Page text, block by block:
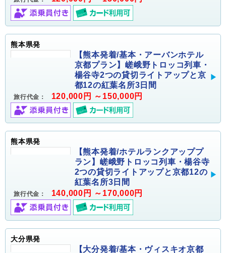
熊本県発
【熊本発着/基本・アーバンホテル
京都プラン】嵯峨野トロッコ列車・
楊谷寺2つの貸切ライトアップと京
都12の紅葉名所3日間
旅行代金： 120,000円 ～150,000円
熊本県発
【熊本発着/ホテルランクアッププ
ラン】嵯峨野トロッコ列車・楊谷寺
2つの貸切ライトアップと京都12の
紅葉名所3日間
旅行代金： 140,000円 ～170,000円
大分県発
【大分発着/基本・ヴィスキオ京都